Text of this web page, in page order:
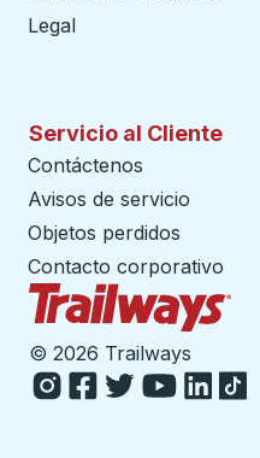
Legal
Servicio al Cliente
Contáctenos
Avisos de servicio
Objetos perdidos
Contacto corporativo
© 2026 Trailways